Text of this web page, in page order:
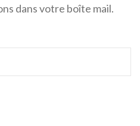
dans votre boîte mail.